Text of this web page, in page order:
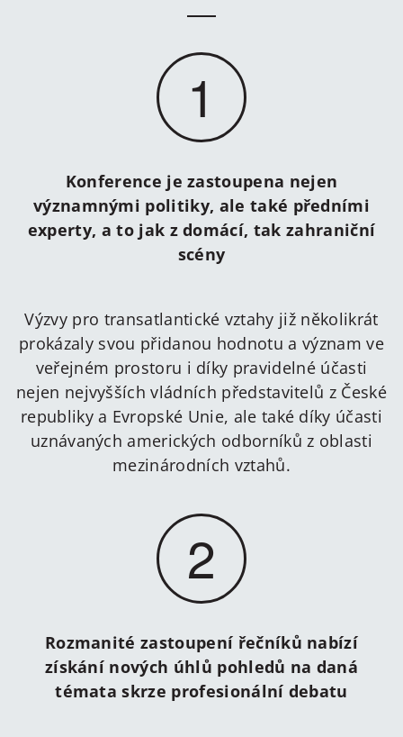
1
Konference je zastoupena nejen
významnými politiky, ale také předními
experty, a to jak z domácí, tak zahraniční
scény
Výzvy pro transatlantické vztahy již několikrát
prokázaly svou přidanou hodnotu a význam ve
veřejném prostoru i díky pravidelné účasti
nejen nejvyšších vládních představitelů z České
republiky a Evropské Unie, ale také díky účasti
uznávaných amerických odborníků z oblasti
mezinárodních vztahů.
2
Rozmanité zastoupení řečníků nabízí
získání nových úhlů pohledů na daná
témata skrze profesionální debatu